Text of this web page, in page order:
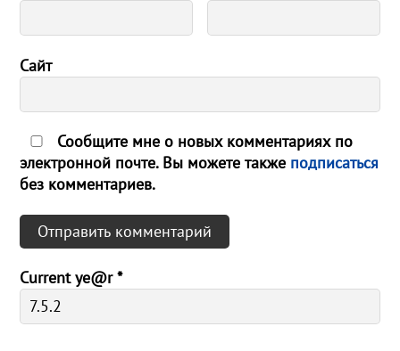
Сайт
Сообщите мне о новых комментариях по
электронной почте. Вы можете также подписаться
без комментариев.
Current ye@r*